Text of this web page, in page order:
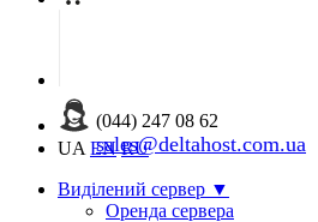
(044) 247 08 62
sales@deltahost.com.ua
UA EN RU
Виділений сервер ▼
Оренда сервера